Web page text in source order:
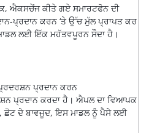
, ਐਕਸਚੇਂਜਕੀਤੇ ਗਏਸਮਾਰਟਫੋਨਦੀ
ਪ੍ਰਦਾਨ ਕਰਨ ‘ਤੇ ਉੱਚ ਮੁੱਲ ਪ੍ਰਾਪਤ ਕਰ
ਲਈ ਇੱਕ ਮਹੱਤਵਪੂਰਨ ਸੌਦਾ ਹੈ।
ਪ੍ਰਦਾਨ ਕਰਨ
ਪ੍ਰਦਾਨ ਕਰਦਾ ਹੈ। ਐਪਲਦਾ ਵਿਆਪਕ
ਛੋਟ ਦੇ ਬਾਵਜੂਦ, ਇਸ ਮਾਡਲ ਨੂੰ ਪੈਸੇ ਲਈ